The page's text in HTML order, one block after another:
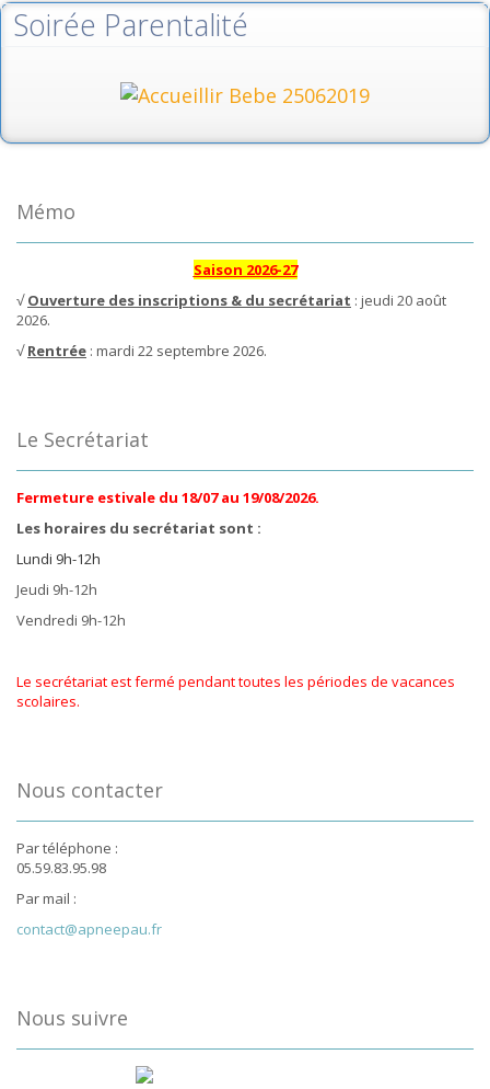
Soirée Parentalité
Mémo
Saison 2026-27
√Ouverture des inscriptions & du secrétariat : jeudi 20 août
2026.
√Rentrée : mardi 22 septembre 2026.
Le Secrétariat
Fermeture estivale du 18/07 au 19/08/2026.
Les horaires du secrétariat sont :
Lundi 9h-12h
Jeudi 9h-12h
Vendredi 9h-12h
Le secrétariat est fermé pendant toutes les périodes de vacances
scolaires.
Nous contacter
Par téléphone :
05.59.83.95.98
Par mail :
contact@apneepau.fr
Nous suivre